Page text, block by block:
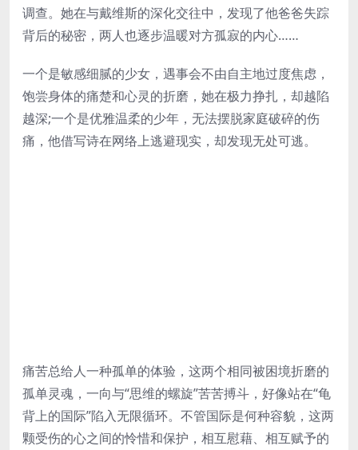
调查。她在与戴维斯的深化交往中，发现了他爸爸失踪
背后的秘密，两人也逐步温暖对方孤寂的内心……
一个是敏感细腻的少女，遇事会不由自主地过度焦虑，
饱尝身体的痛楚和心灵的折磨，她在极力挣扎，却越陷
越深;一个是优雅温柔的少年，无法摆脱家庭破碎的伤
痛，他借写诗在网络上逃避现实，却发现无处可逃。
痛苦总给人一种孤单的体验，这两个相同被困境折磨的
孤单灵魂，一向与“思维的螺旋”苦苦搏斗，好像站在“龟
背上的国际”陷入无限循环。不管国际是何种容貌，这两
颗受伤的心之间的怜惜和保护，相互慰藉、相互赋予的